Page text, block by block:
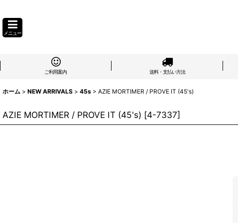
メニュー
ご利用案内 送料・支払い方法
ホーム > NEW ARRIVALS > 45s > AZIE MORTIMER / PROVE IT (45's)
AZIE MORTIMER / PROVE IT (45's) [4-7337]